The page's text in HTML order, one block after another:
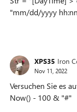
"mm/dd/yyyy
XPS35 Iron
Nov 11, 2022
Versuchen Sie es
Now() - 100 & "#"